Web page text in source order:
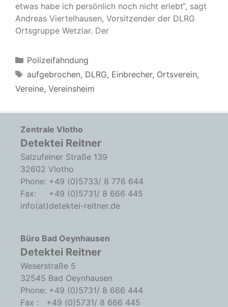
etwas habe ich persönlich noch nicht erlebt“, sagt
Andreas Viertelhausen, Vorsitzender der DLRG
Ortsgruppe Wetzlar. Der
Kategorien
Polizeifahndung
Schlagwörter
aufgebrochen, DLRG, Einbrecher, Ortsverein,
Vereine, Vereinsheim
Zentrale Vlotho
Detektei Reitner
Salzufelner Straße 139
32602 Vlotho
Phone: +49 (0)5733/ 8 776 644
Fax: +49 (0)5731/ 8 666 445
info(at)detektei-reitner.de
Büro Bad Oeynhausen
Detektei Reitner
Weserstraße 5
32545 Bad Oeynhausen
Phone: +49 (0)5731/ 8 666 444
Fax : +49 (0)5731/ 8 666 445